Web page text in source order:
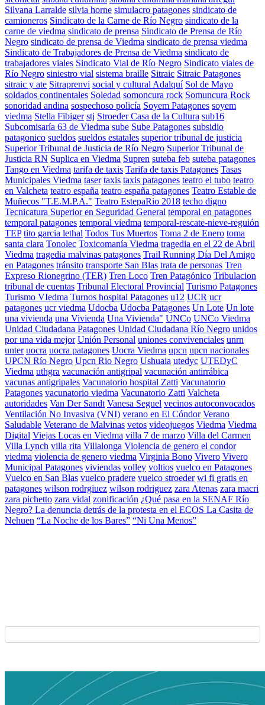
Silvana Larralde silvia horne simulacro patagones sindicato de
camioneros Sindicato de la Carne de Río Negro sindicato de la
carne de viedma sindicato de prensa Sindicato de Prensa de Río
Negro sindicato de prensa de Viedma sindicato de prensa viedma
Sindicato de Trabajadores de Prensa de Viedma sindicato de
trabajadores viales Sindicato Vial de Río Negro Sindicato viales de
Río Negro siniestro vial sistema braille Sitraic Sitraic Patagones
sitraic y ate Sitraprenvi social y cultural Adalquí Sol de Mayo
soldados continentales Soledad somoncura rock Somuncura Rock
sonoridad andina sospechoso policía Soyem Patagones soyem
viedma Stella Fibiger stj Stroeder Casa de la Cultura sub16
Subcomisaría 63 de Viedma sube Sube Patagones subsidio
patagonico sueldos sueldos estatales superior tribunal de justicia
Superior Tribunal de Justicia de Río Negro Superior Tribunal de
Justicia RN Suplica en Viedma Supren suteba feb suteba patagones
Tango en Viedma tarifa de taxis Tarifa de taxis Patagones Tasas
Municipales Viedma taser taxis taxis patagones teatro el tubo teatro
en Valcheta teatro españa teatro españa patagones Teatro Estable de
Muñecos "T.E.M.P.A." Teatro EstepaRio 2018 techo digno
Tecnicatura Superior en Seguridad General temporal en patagones
temporal patagones temporal viedma temporal-rescate-nieve-reguión
TEP tito garcia lethal Todos Tus Muertos Toma 2 de Enero toma
santa clara Tonolec Toxicomanía Viedma tragedia en el 22 de Abril
Viedma tragedia malvinas patagones Trail Running Día Del Amigo
en Patagones tránsito transporte San Blas trata de personas Tren
Expreso Rionegrino (TER) Tren Loco Tren Patagónico Tribulacion
tribunal de cuentas Tribunal Electoral Provincial Turismo Patagones
Turismo VIedma Turnos hospital Patagones u12 UCR ucr
patagones ucr viedma Udocba Udocba Patagones Un Lote Un lote
una vivienda una Vivienda Una Vivienda" UNCo UNCo Viedma
Unidad Ciudadana Patagones Unidad Ciudadana Río Negro unidos
por una vida mejor Unión Personal uniones convivenciales unrn
unter uocra uocra patagones Uocra Viedma upcn upcn nacionales
UPCN Río Negro Upcn Rio Negro Ushuaia utedyc UTEDyC
Viedma uthgra vacunación antigripal vacunación antirrábica
vacunas antigripales Vacunatorio hospital Zatti Vacunatorio
Patagones vacunatorio viedma Vacunatorio Zatti Valcheta
autoridades Van Der Sandt Vanesa Seguel vecinos autoconvocados
Ventilación No Invasiva (VNI) verano en El Cóndor Verano
Saludable Veterano de Malvinas vetos videojuegos Viedma Viedma
Digital Viejas Locas en Viedma villa 7 de marzo Villa del Carmen
Villa Lynch villa rita Villalonga Violencia de genero el condor
viedma violencia de genero viedma Virginia Bono Vivero Vivero
Municipal Patagones viviendas volley voltios vuelco en Patagones
Vuelco en San Blas vuelco pradere vuelco stroeder wi fi gratis en
patagones wilson rodrgiuez wilson rodriguez zara Atenas zara macri
zara pichetto zara vidal zonificación ¿Qué pasa en la SENAF Río
Negro? La denuncia detrás de la protesta en el ECOS La Casita de
Nehuen “La Noche de los Bares” “Ni Una Menos”